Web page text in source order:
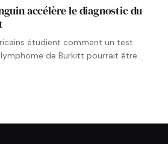
accélère le diagnostic du
étudient comment un test
de Burkitt pourrait être